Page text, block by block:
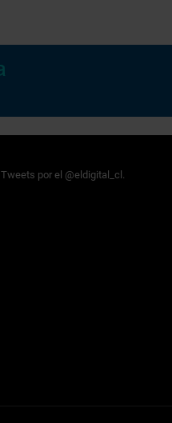
Tweets por el @eldigital_cl.